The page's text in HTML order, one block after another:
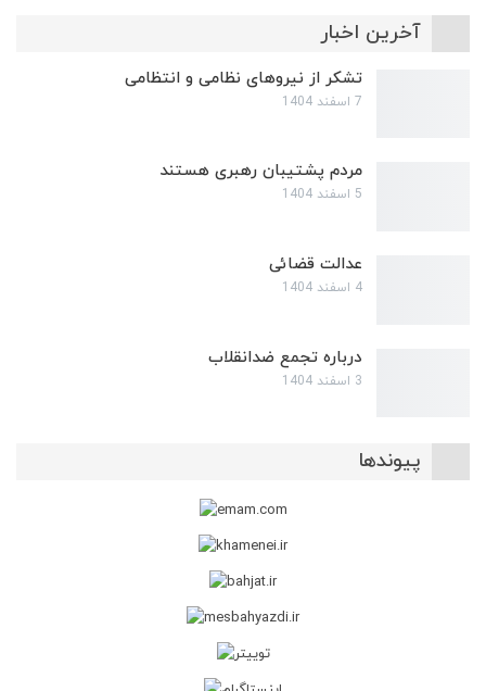
آخرین اخبار
تشکر از نیروهای نظامی و انتظامی
7 اسفند 1404
مردم پشتیبان رهبری هستند
5 اسفند 1404
عدالت قضائی
4 اسفند 1404
درباره تجمع ضدانقلاب
3 اسفند 1404
پیوندها